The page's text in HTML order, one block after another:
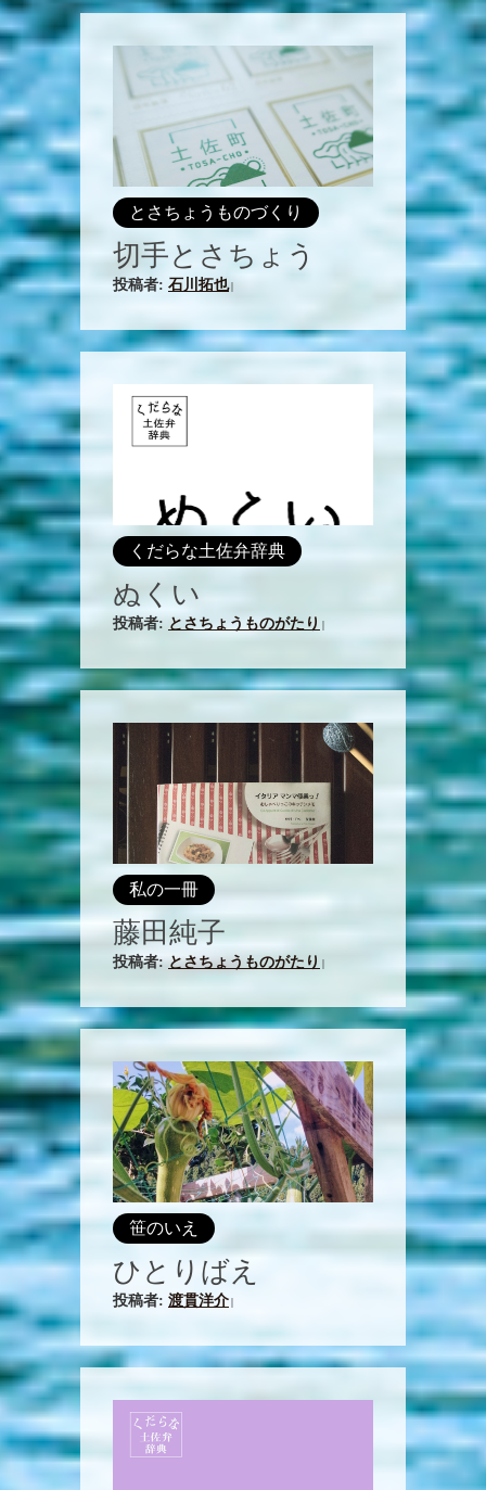
とさちょうものづくり
切手とさちょう
投稿者: 石川拓也|
くだらな土佐弁辞典
ぬくい
投稿者: とさちょうものがたり
私の一冊
藤田純子
投稿者:とさちょうものがたり
笹のいえ
ひとりばえ
投稿者: 渡貫洋介